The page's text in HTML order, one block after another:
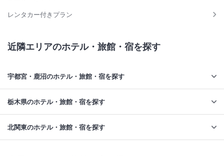
レンタカー付きプラン
近隣エリアのホテル・旅館・宿を探す
宇都宮・鹿沼のホテル・旅館・宿を探す
栃木県のホテル・旅館・宿を探す
北関東のホテル・旅館・宿を探す